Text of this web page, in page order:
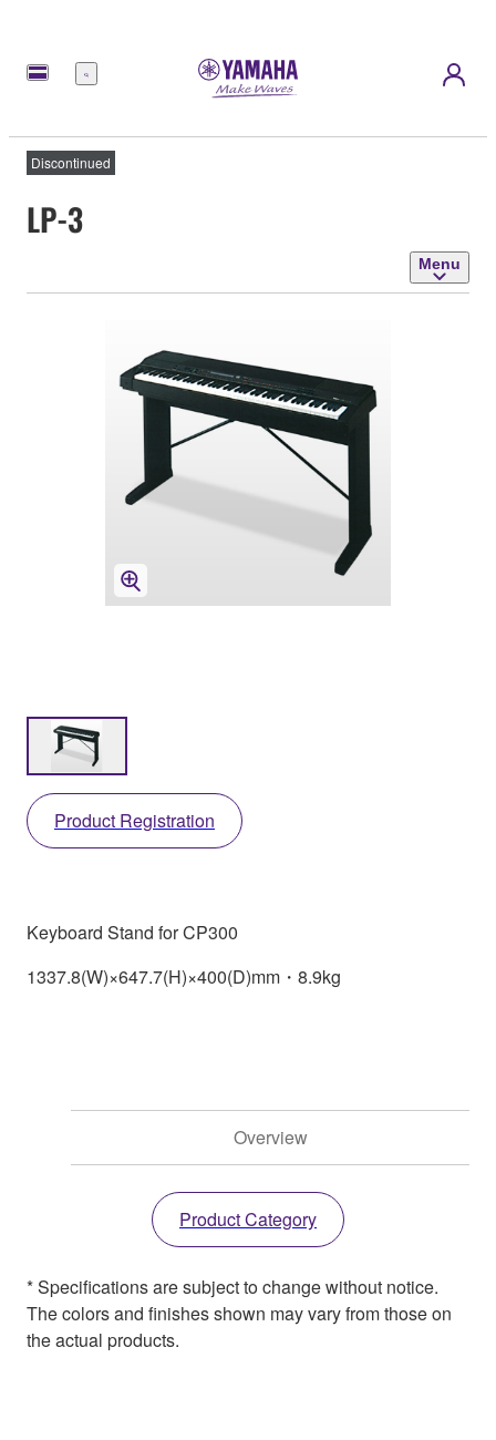
Menu
Discontinued
LP-3
Menu
Product Registration
Keyboard Stand for CP300
1337.8(W)×647.7(H)×400(D)mm・8.9kg
Overview
Product Category
* Specifications are subject to change without notice.
The colors and finishes shown may vary from those on
the actual products.